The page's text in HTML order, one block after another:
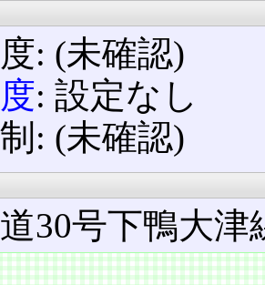
: (未確認)
: 設定なし
: (未確認)
30号下鴨大